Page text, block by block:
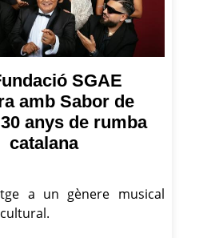
SGAE
amb Sabor de
anys de rumba
catalana
a un gènere musical